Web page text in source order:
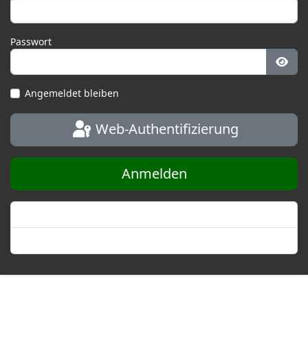
Passwort
Angemeldet bleiben
Web-Authentifizierung
Anmelden